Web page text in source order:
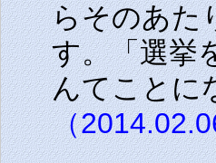
らそのあた
す。「選挙
んてことに
（